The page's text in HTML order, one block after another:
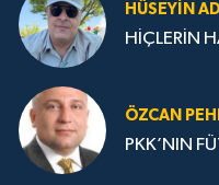
HÜSEYIN
HİÇLERİN
ÖZCAN
PKK’NIN